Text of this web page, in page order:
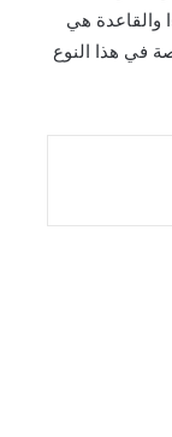
والقاعدة هي
في هذا النوع